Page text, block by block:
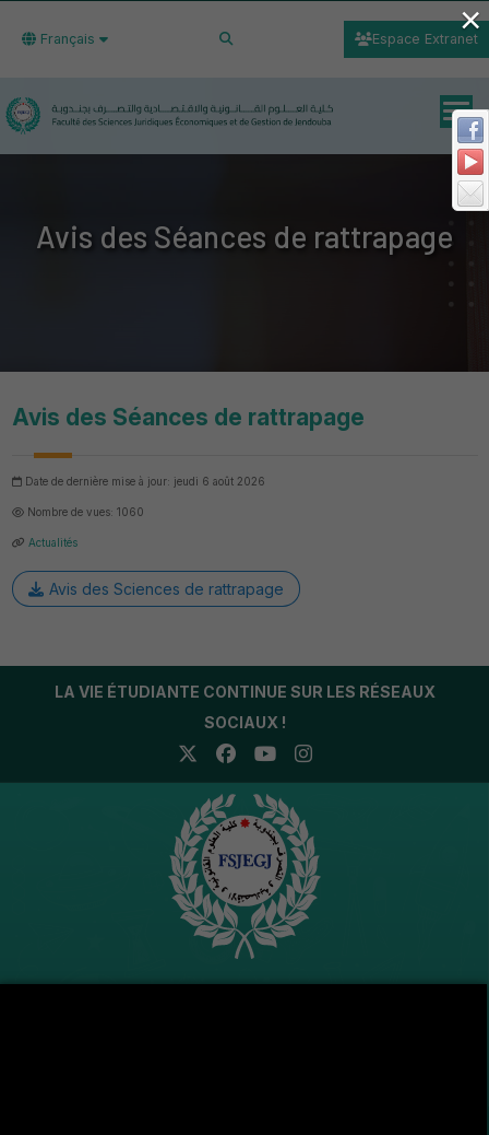
Français Espace Extranet
Avis des Séances de rattrapage
Avis des Séances de rattrapage
Date de dernière mise à jour: jeudi 6 août 2026
Nombre de vues: 1060
Actualités
Avis des Sciences de rattrapage
LA VIE ÉTUDIANTE CONTINUE SUR LES RÉSEAUX
SOCIAUX !
×